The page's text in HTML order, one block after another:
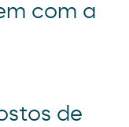
com a
de